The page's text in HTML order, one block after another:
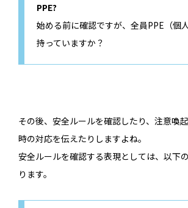
PPE?
始める前に確認ですが、全員PPE（個
持っていますか？
その後、安全ルールを確認したり、注意喚
時の対応を伝えたりしますよね。
安全ルールを確認する表現としては、以下
ります。